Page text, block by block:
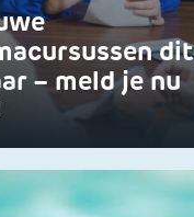
dit
– meld je nu